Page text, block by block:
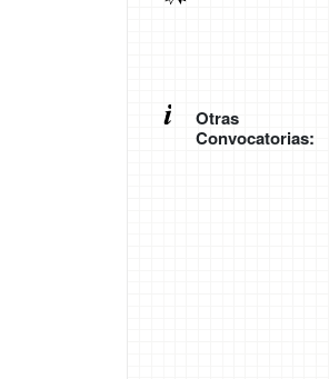
Otras
Convocatorias: